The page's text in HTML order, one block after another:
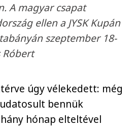
A magyar csapat
ellen a JYSK Kupán
szeptember 18-
Róbert
úgy vélekedett: még
bennük
hónap elteltével